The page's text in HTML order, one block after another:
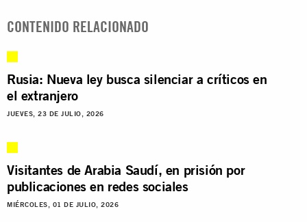
CONTENIDO RELACIONADO
Rusia: Nueva ley busca silenciar a críticos en
el extranjero
JUEVES, 23 DE JULIO, 2026
Visitantes de Arabia Saudí, en prisión por
publicaciones en redes sociales
MIÉRCOLES, 01 DE JULIO, 2026